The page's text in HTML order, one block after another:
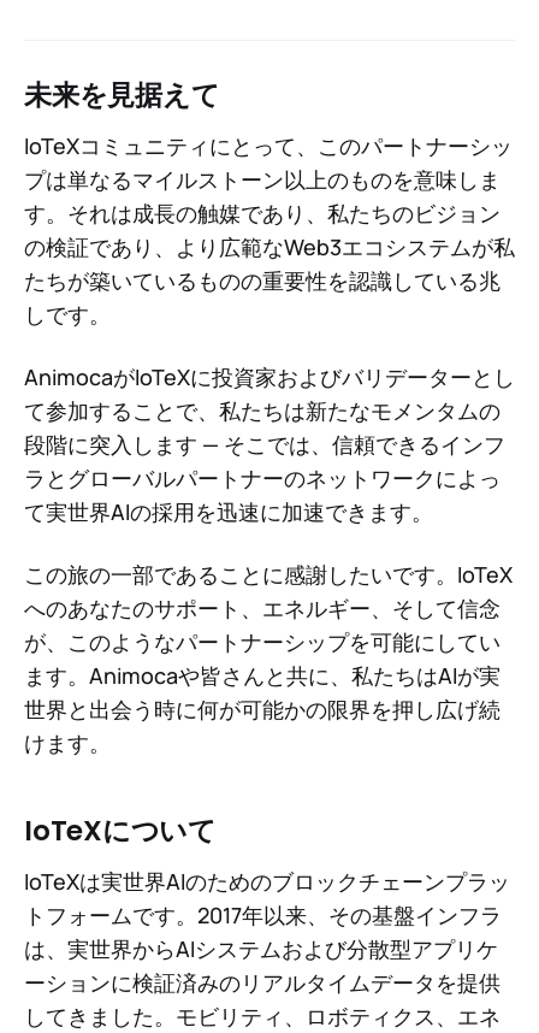
未来を見据えて
IoTeXコミュニティにとって、このパートナーシッ
プは単なるマイルストーン以上のものを意味しま
す。それは成長の触媒であり、私たちのビジョン
の検証であり、より広範なWeb3エコシステムが私
たちが築いているものの重要性を認識している兆
しです。
AnimocaがIoTeXに投資家およびバリデーターとし
て参加することで、私たちは新たなモメンタムの
段階に突入します — そこでは、信頼できるインフ
ラとグローバルパートナーのネットワークによっ
て実世界AIの採用を迅速に加速できます。
この旅の一部であることに感謝したいです。IoTeX
へのあなたのサポート、エネルギー、そして信念
が、このようなパートナーシップを可能にしてい
ます。Animocaや皆さんと共に、私たちはAIが実
世界と出会う時に何が可能かの限界を押し広げ続
けます。
IoTeXについて
IoTeXは実世界AIのためのブロックチェーンプラッ
トフォームです。2017年以来、その基盤インフラ
は、実世界からAIシステムおよび分散型アプリケ
ーションに検証済みのリアルタイムデータを提供
してきました。モビリティ、ロボティクス、エネ